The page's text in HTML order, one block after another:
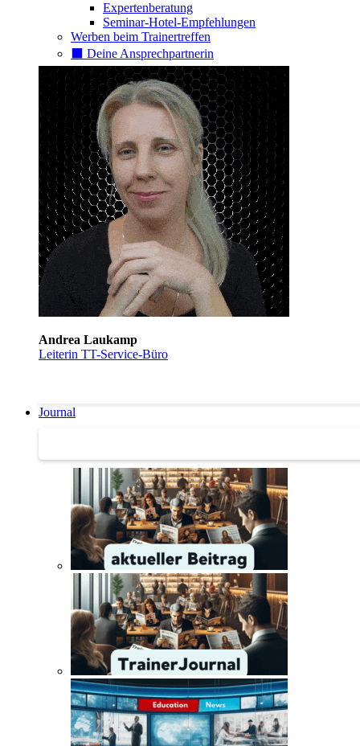
Expertenberatung
Seminar-Hotel-Empfehlungen
Werben beim Trainertreffen
⬛️ Deine Ansprechpartnerin
Andrea Laukamp
Leiterin TT-Service-Büro
Journal